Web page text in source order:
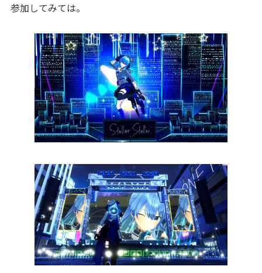
参加してみては。